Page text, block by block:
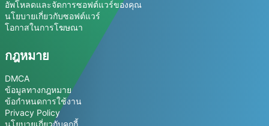
อัพโหลดและจัดการซอฟต์แวร์ของคุณ
นโยบายเกี่ยวกับซอฟต์แวร์
โอกาสในการโฆษณา
กฎหมาย
DMCA
ข้อมูลทางกฎหมาย
ข้อกำหนดการใช้งาน
Privacy Policy